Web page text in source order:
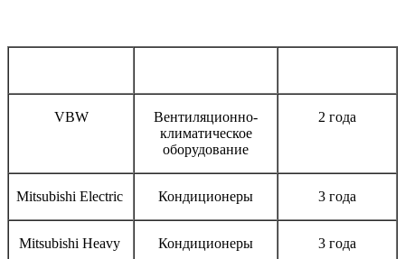
VBW
Вентиляционно-
климатическое
оборудование
2 года
Mitsubishi Electric Кондиционеры 3 года
Mitsubishi Heavy Кондиционеры 3 года